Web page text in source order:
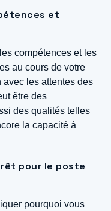
et
compétences et les
au cours de votre
avec les attentes des
être des
des qualités telles
la capacité à
pour le poste
pourquoi vous